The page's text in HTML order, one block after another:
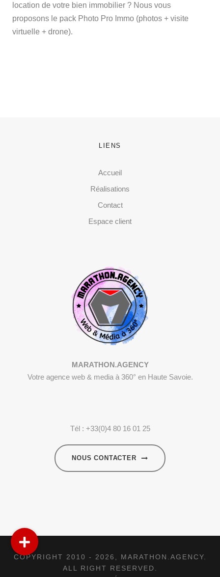
location de votre bien immobilier ? Nous vous
proposons le pack Photo Pro Immo (photos + visite
virtuelle + drone).
LIENS
Accueil
Réalisations
Contact
Espace client
MARATHON.AGENCY
Votre agence web & media à 360° en Haute Savoie.
Tél : +33(0)4 80 16 01 25
NOUS CONTACTER
COPYRIGHT 2010 - 2026, MARATHON.AGENCY.
ALL RIGHT RESERVED.